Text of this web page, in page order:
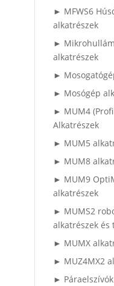
► MFWS6
alkatrészek
►
alkatrészek
►
► Mosógép
► MUM4
Alkatrészek
► MUM5
► MUM8
► MUM9
alkatrészek
► MUMS2
alkatrészek és
► MUMX
► MUZ4MX2
► Páraelszívók